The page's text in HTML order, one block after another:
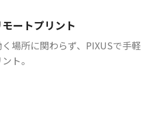
ートプリント
場所に関わらず、PIXUSで手軽
ト。